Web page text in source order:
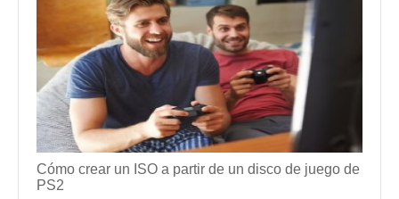
Cómo crear un ISO a partir de un disco de juego de
PS2